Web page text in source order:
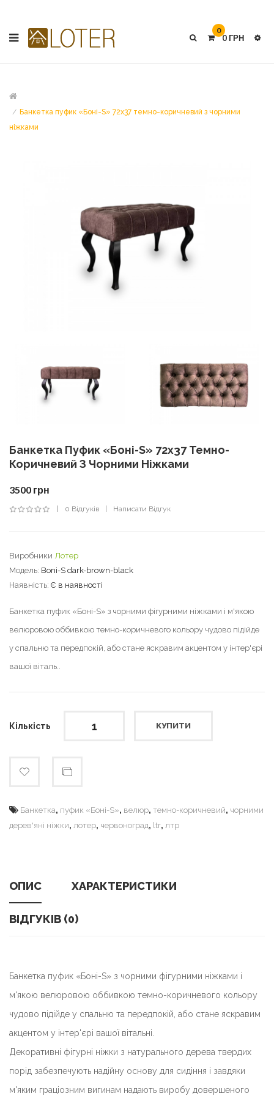
0
0 ГРН
Банкетка пуфик «Боні-S» 72х37 темно-коричневий з чорними
ніжками
Банкетка Пуфик «Боні-S» 72х37 Темно-
Коричневий З Чорними Ніжками
3500 грн
0 Відгуків Написати Відгук
Виробники Лотер
Модель: Boni-S dark-brown-black
Наявність: Є в наявності
Банкетка пуфик «Боні-S» з чорними фігурними ніжками і м'якою
велюровою оббивкою темно-коричневого кольору чудово підійде
у спальню та передпокій, або стане яскравим акцентом у інтер'єрі
вашої віталь..
Кількість КУПИТИ
Банкетка, пуфик «Боні-S», велюр, темно-коричневий, чорними
дерев'яні ніжки, лотер, червоноград, ltr, лтр
ОПИС ХАРАКТЕРИСТИКИ
ВІДГУКІВ (0)
Банкетка пуфик «Боні-S» з чорними фігурними ніжками і
м'якою велюровою оббивкою темно-коричневого кольору
чудово підійде у спальню та передпокій, або стане яскравим
акцентом у інтер'єрі вашої вітальні.
Декоративні фігурні ніжки з натурального дерева твердих
порід забезпечують надійну основу для сидіння і завдяки
м'яким граціозним вигинам надають виробу довершеного